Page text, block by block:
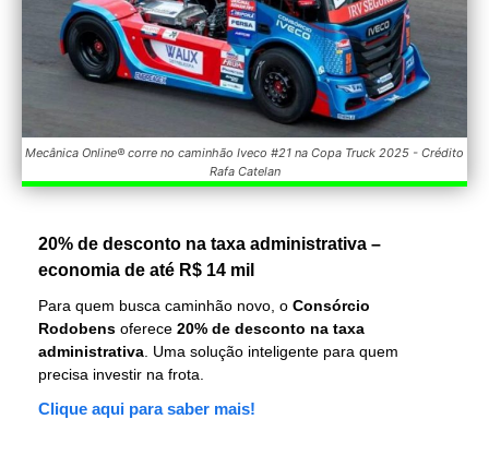
Mecânica Online® corre no caminhão Iveco #21 na Copa Truck 2025 - Crédito
Rafa Catelan
20% de desconto na taxa administrativa –
economia de até R$ 14 mil
Para quem busca caminhão novo, o Consórcio
Rodobens oferece 20% de desconto na taxa
administrativa . Uma solução inteligente para quem
precisa investir na frota.
Clique aqui para saber mais!